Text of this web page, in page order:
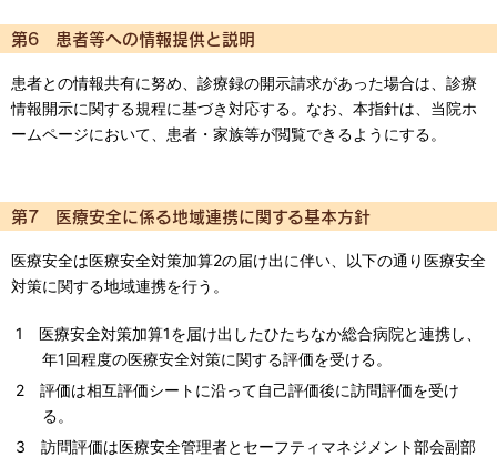
第6 患者等への情報提供と説明
患者との情報共有に努め、診療録の開示請求があった場合は、診療
情報開示に関する規程に基づき対応する。なお、本指針は、当院ホ
ームページにおいて、患者・家族等が閲覧できるようにする。
第7 医療安全に係る地域連携に関する基本方針
医療安全は医療安全対策加算2の届け出に伴い、以下の通り医療安全
対策に関する地域連携を行う。
1 医療安全対策加算1を届け出したひたちなか総合病院と連携し、
年1回程度の医療安全対策に関する評価を受ける。
2 評価は相互評価シートに沿って自己評価後に訪問評価を受け
る。
3 訪問評価は医療安全管理者とセーフティマネジメント部会副部